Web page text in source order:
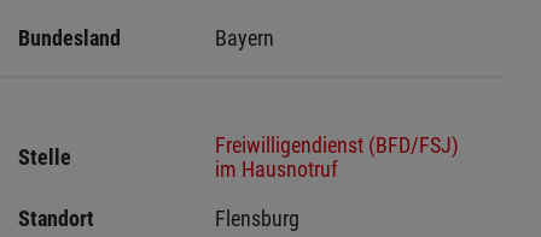
Bundesland Bayern
Stelle
Freiwilligendienst (BFD/FSJ)
im Hausnotruf
Standort
Flensburg